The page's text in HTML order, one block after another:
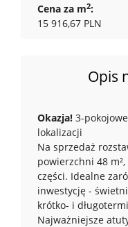
Cena za m2:
15 916,67 PLN
Opis
Okazja! 3-
lokalizacji
Na sprzedaż
powierzchni 48
części. Idealne
inwestycję -
krótko- i
Najważniejsze